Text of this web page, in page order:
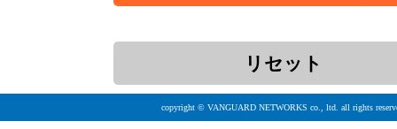
copyright © VANGUARD NETWORKS co., ltd. all rights